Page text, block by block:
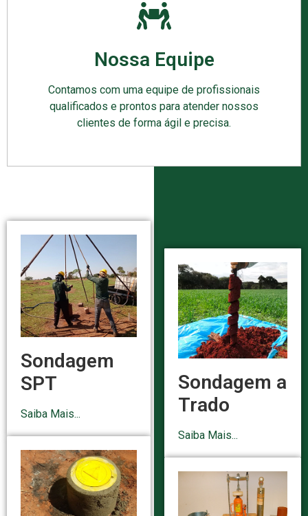
Nossa Equipe
Contamos com uma equipe de profissionais
qualificados e prontos para atender nossos
clientes de forma ágil e precisa.
Sondagem
SPT
Saiba Mais...
Sondagem a
Trado
Saiba Mais...